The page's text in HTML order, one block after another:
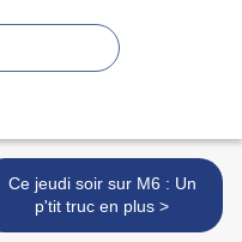
Ce jeudi soir sur M6 : Un
p'tit truc en plus >